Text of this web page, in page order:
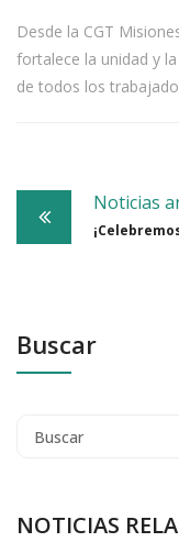
Desde la CGT
fortalece la unidad y
de todos los
Post
Noticias
Buscar
Search
NOTICIAS